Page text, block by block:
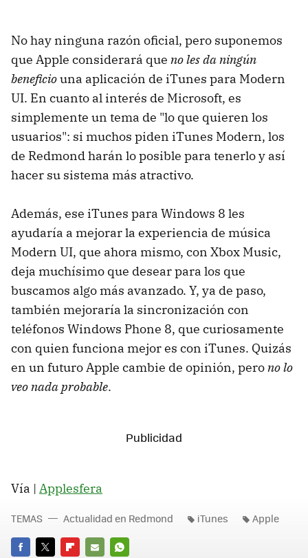
No hay ninguna razón oficial, pero suponemos
que Apple considerará que no les da ningún
beneficiouna aplicación de iTunes para Modern
UI. En cuanto al interés de Microsoft, es
simplemente un tema de "lo que quieren los
usuarios": si muchos piden iTunes Modern, los
de Redmond harán lo posible para tenerlo y así
hacer su sistema más atractivo.
Además, ese iTunes para Windows 8 les
ayudaría a mejorar la experiencia de música
Modern UI, que ahora mismo, con Xbox Music,
deja muchísimo que desear para los que
buscamos algo más avanzado. Y, ya de paso,
también mejoraría la sincronización con
teléfonos Windows Phone 8, que curiosamente
con quien funciona mejor es con iTunes. Quizás
en un futuro Apple cambie de opinión, perono lo
veo nada probable.
Vía | Applesfera
TEMAS Actualidad en Redmond iTunes Apple